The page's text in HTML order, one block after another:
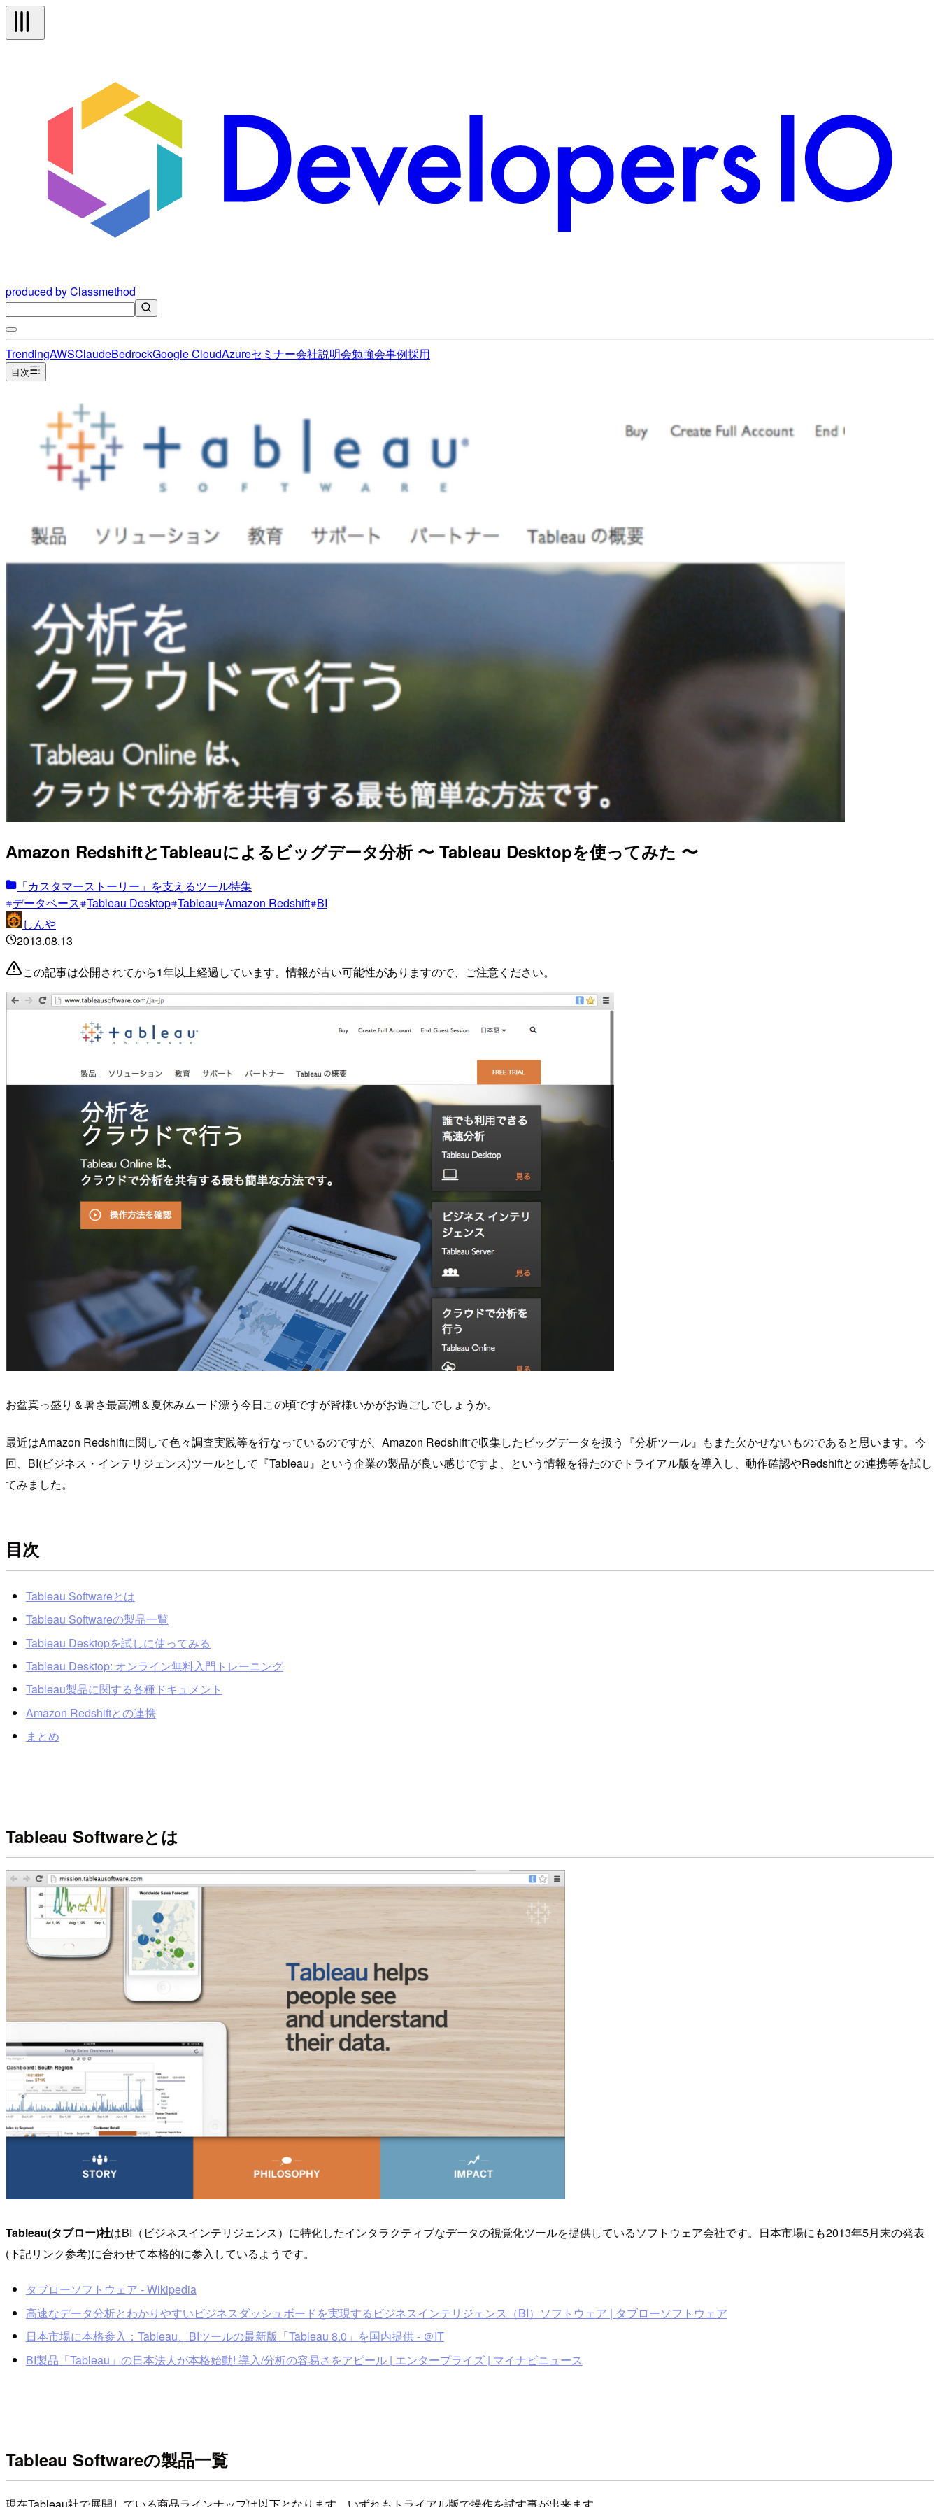
produced by Classmethod
TrendingAWSClaudeBedrockGoogle CloudAzureセミナー会社説明会勉強会事例採用
目次
Amazon RedshiftとTableauによるビッグデータ分析 〜 Tableau Desktopを使ってみた 〜
「カスタマーストーリー」を支えるツール特集
データベース Tableau Desktop Tableau Amazon Redshift BI
しんや
2013.08.13
この記事は公開されてから1年以上経過しています。情報が古い可能性がありますので、ご注意ください。
お盆真っ盛り＆暑さ最高潮＆夏休みムード漂う今日この頃ですが皆様いかがお過ごしでしょうか。
最近はAmazon Redshiftに関して色々調査実践等を行なっているのですが、Amazon Redshiftで収集したビッグデータを扱う『分析ツール』もまた欠かせないものであると思います。今
回、BI(ビジネス・インテリジェンス)ツールとして『Tableau』という企業の製品が良い感じですよ、という情報を得たのでトライアル版を導入し、動作確認やRedshiftとの連携等を試し
てみました。
目次
Tableau Softwareとは
Tableau Softwareの製品一覧
Tableau Desktopを試しに使ってみる
Tableau Desktop: オンライン無料入門トレーニング
Tableau製品に関する各種ドキュメント
Amazon Redshiftとの連携
まとめ
Tableau Softwareとは
Tableau(タブロー)社はBI（ビジネスインテリジェンス）に特化したインタラクティブなデータの視覚化ツールを提供しているソフトウェア会社です。日本市場にも2013年5月末の発表
(下記リンク参考)に合わせて本格的に参入しているようです。
タブローソフトウェア - Wikipedia
高速なデータ分析とわかりやすいビジネスダッシュボードを実現するビジネスインテリジェンス（BI）ソフトウェア | タブローソフトウェア
日本市場に本格参入：Tableau、BIツールの最新版「Tableau 8.0」を国内提供 - ＠IT
BI製品「Tableau」の日本法人が本格始動! 導入/分析の容易さをアピール | エンタープライズ | マイナビニュース
Tableau Softwareの製品一覧
現在Tableau社で展開している商品ラインナップは以下となります。いずれもトライアル版で操作を試す事が出来ます。